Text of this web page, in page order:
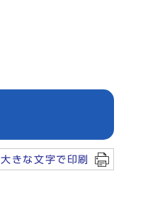
大きな文字で印刷